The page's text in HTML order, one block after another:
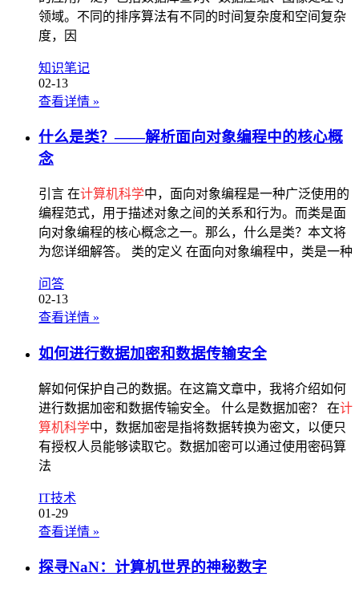
领域。不同的排序算法有不同的时间复杂度和空间复杂
度，因
知识笔记
02-13
查看详情 »
什么是类？——解析面向对象编程中的核心概
念
引言 在计算机科学中，面向对象编程是一种广泛使用的
编程范式，用于描述对象之间的关系和行为。而类是面
向对象编程的核心概念之一。那么，什么是类？本文将
为您详细解答。 类的定义 在面向对象编程中，类是一种
问答
02-13
查看详情 »
如何进行数据加密和数据传输安全
解如何保护自己的数据。在这篇文章中，我将介绍如何
进行数据加密和数据传输安全。 什么是数据加密？ 在计
算机科学中，数据加密是指将数据转换为密文，以便只
有授权人员能够读取它。数据加密可以通过使用密码算
法
IT技术
01-29
查看详情 »
探寻NaN：计算机世界的神秘数字